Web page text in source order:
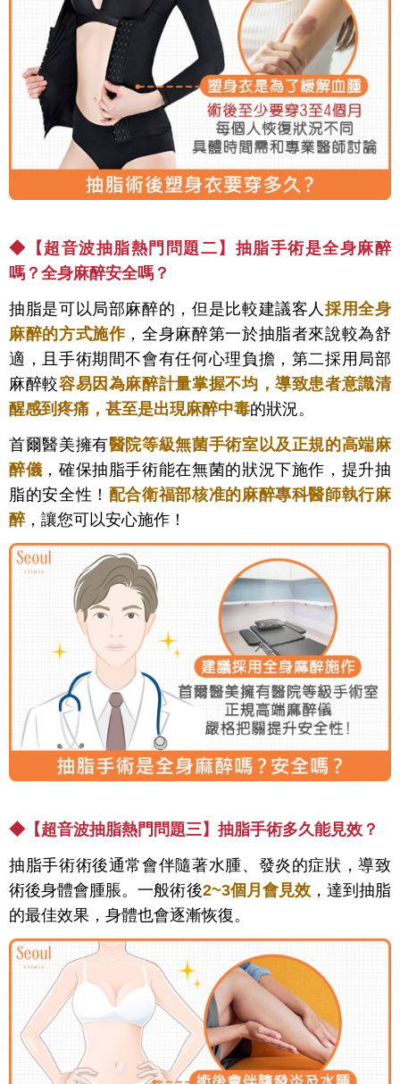
◆ 【超音波抽脂熱門問題二】 抽脂手術是全身麻醉
嗎？全身麻醉安全嗎？
抽脂是可以局部麻醉的，但是比較建議客人採用全身
麻醉的方式施作，全身麻醉第一於抽脂者來說較為舒
適，且手術期間不會有任何心理負擔，第二採用局部
麻醉較容易因為麻醉計量掌握不均，導致患者意識清
醒感到疼痛，甚至是出現麻醉中毒的狀況。
首爾醫美擁有醫院等級無菌手術室以及正規的高端麻
醉儀 ，確保抽脂手術能在無菌的狀況下施作，提升抽
脂的安全性！ 配合衛福部核准的麻醉專科醫師執行麻
醉，讓您可以安心施作！
◆ 【超音波抽脂熱門問題三】抽脂手術多久能見效？
抽脂手術術後通常會伴隨著水腫、發炎的症狀，導致
術後身體會腫脹。一般術後2~3個月會見效，達到抽脂
的最佳效果，身體也會逐漸恢復。